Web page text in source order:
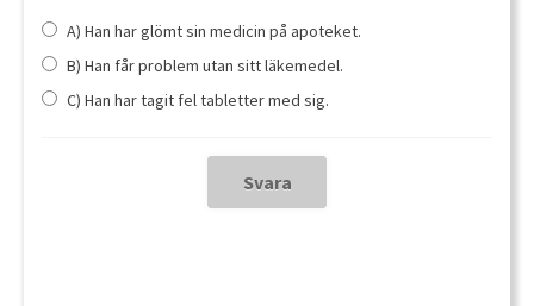
A) Han har glömt sin medicin på apoteket.
B) Han får problem utan sitt läkemedel.
C) Han har tagit fel tabletter med sig.